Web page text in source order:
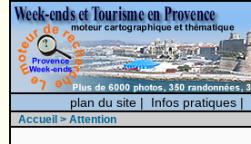
plan du site | Infos pratiques |
Accueil > Attention